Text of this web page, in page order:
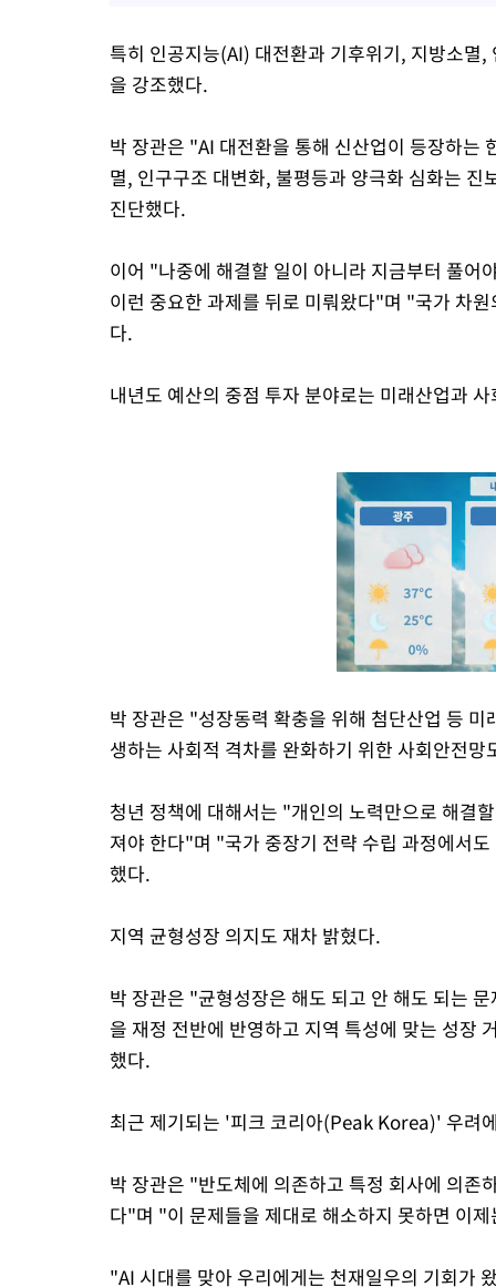
특히 인공지능(AI) 대전환과 기후위기, 지방소멸
을 강조했다.
박 장관은 "AI 대전환을 통해 신산업이 등장하
멸, 인구구조 대변화, 불평등과 양극화 심화는
진단했다.
이어 "나중에 해결할 일이 아니라 지금부터 풀어
이런 중요한 과제를 뒤로 미뤄왔다"며 "국가 차
다.
내년도 예산의 중점 투자 분야로는 미래산업과
박 장관은 "성장동력 확충을 위해 첨단산업 등
생하는 사회적 격차를 완화하기 위한 사회안전
청년 정책에 대해서는 "개인의 노력만으로 해결
져야 한다"며 "국가 중장기 전략 수립 과정에서
했다.
지역 균형성장 의지도 재차 밝혔다.
박 장관은 "균형성장은 해도 되고 안 해도 되는
을 재정 전반에 반영하고 지역 특성에 맞는 성장
했다.
최근 제기되는 '피크 코리아(Peak Korea)' 우려
박 장관은 "반도체에 의존하고 특정 회사에 의존
다"며 "이 문제들을 제대로 해소하지 못하면 이
"AI 시대를 맞아 우리에게는 천재일우의 기회가